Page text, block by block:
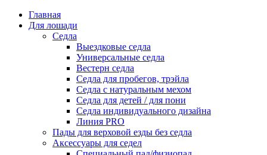
Главная
Для лошади
Седла
Выездковые седла
Универсальные седла
Вестерн седла
Седла для пробегов, трэйла
Седла с натуральным мехом
Седла для детей / для пони
Седла индивидуального дизайна
Линия PRO
Пады для верховой езды без седла
Аксессуары для седел